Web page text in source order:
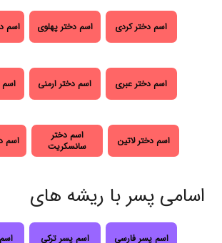
اسم دختر کردی اسم دختر پهلوی اسم
اسم دختر عبری اسم دختر ارمنی اسم
اسم دختر لاتین
اسم دختر
سانسکریت
اسم
اسامی پسر با ریشه های
اسم پسر فارسی اسم پسر ترکی